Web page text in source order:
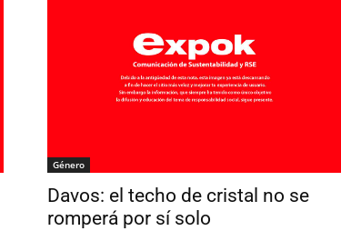
Género
Davos: el techo de cristal no se
romperá por sí solo